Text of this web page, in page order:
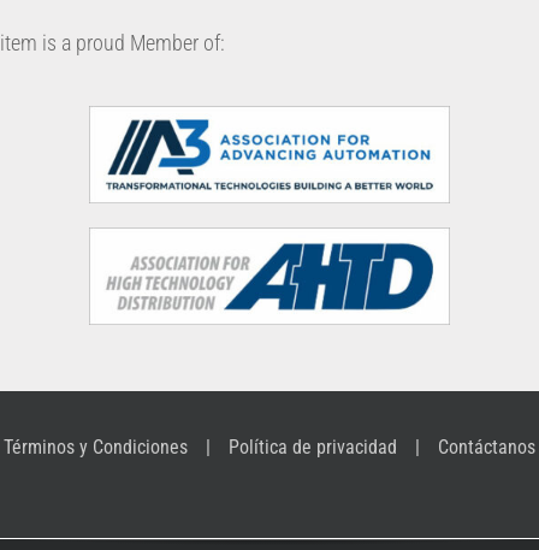
item is a proud Member of:
Términos y Condiciones Política de privacidad Contáctanos